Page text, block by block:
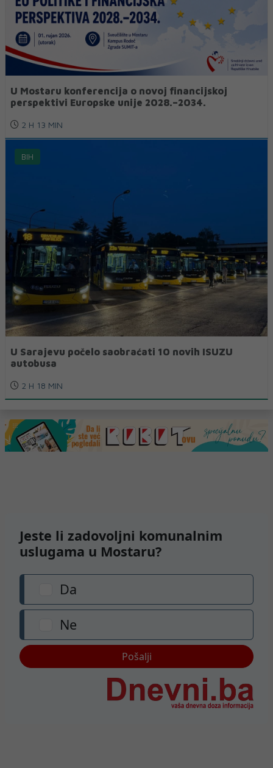
U Mostaru konferencija o novoj financijskoj
perspektivi Europske unije 2028.–2034.
2 H 13 MIN
BIH
U Sarajevu počelo saobraćati 10 novih ISUZU
autobusa
2 H 18 MIN